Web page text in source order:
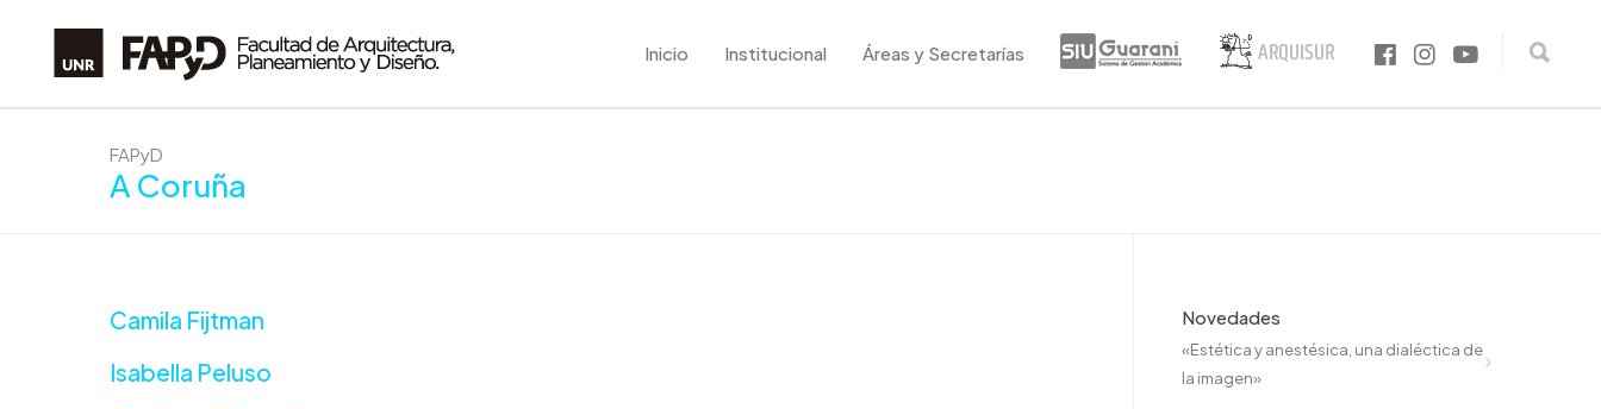
Inicio Institucional Áreas y Secretarías
FAPyD
A Coruña
Camila Fijtman
Isabella Peluso
Novedades
«Estética y anestésica, una dialéctica de
la imagen»